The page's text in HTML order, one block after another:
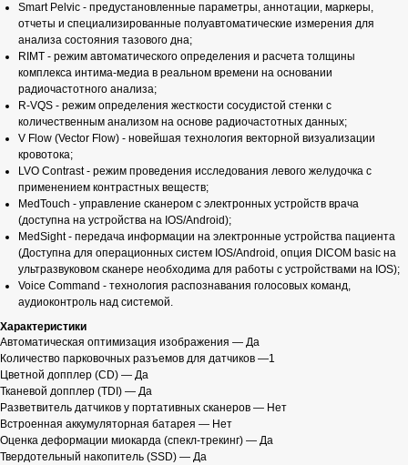
Smart Pelvic - предустановленные параметры, аннотации, маркеры,
отчеты и специализированные полуавтоматические измерения для
анализа состояния тазового дна;
RIMT - режим автоматического определения и расчета толщины
комплекса интима-медиа в реальном времени на основании
радиочастотного анализа;
R-VQS - режим определения жесткости сосудистой стенки с
количественным анализом на основе радиочастотных данных;
V Flow (Vector Flow) - новейшая технология векторной визуализации
кровотока;
LVO Contrast - режим проведения исследования левого желудочка с
применением контрастных веществ;
MedTouch - управление сканером с электронных устройств врача
(доступна на устройства на IOS/Android);
MedSight - передача информации на электронные устройства пациента
(Доступна для операционных систем IOS/Android, опция DICOM basic на
ультразвуковом сканере необходима для работы с устройствами на IOS);
Voice Command - технология распознавания голосовых команд,
аудиоконтроль над системой.
Характеристики
Автоматическая оптимизация изображения — Да
Количество парковочных разъемов для датчиков —1
Цветной допплер (CD) — Да
Тканевой допплер (TDI) — Да
Разветвитель датчиков у портативных сканеров — Нет
Встроенная аккумуляторная батарея — Нет
Оценка деформации миокарда (спекл-трекинг) — Да
Твердотельный накопитель (SSD) — Да